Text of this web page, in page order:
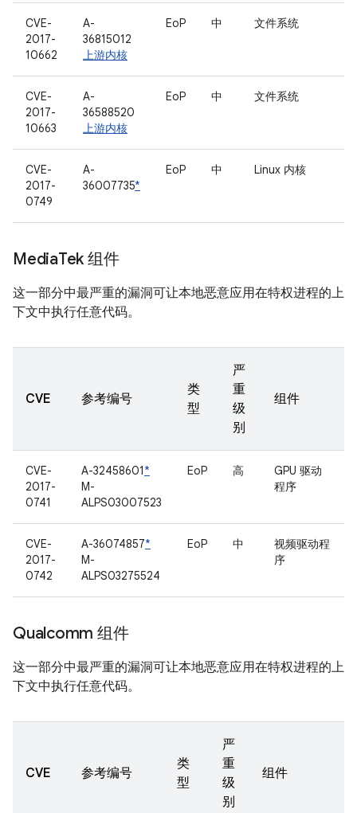
CVE-
2017-
10662
A-
36815012
上游内核
EoP 中 文件系统
CVE-
2017-
10663
A-
36588520
上游内核
EoP 中 文件系统
CVE-
2017-
0749
A-
36007735*
EoP 中 Linux 内核
MediaTek 组件
这一部分中最严重的漏洞可让本地恶意应用在特权进程的上
下文中执行任意代码。
CVE 参考编号
类
型
严
重
级
别
组件
CVE-
2017-
0741
A-32458601*
M-
ALPS03007523
EoP 高
GPU 驱动
程序
CVE-
2017-
0742
A-36074857*
M-
ALPS03275524
EoP 中
视频驱动程
序
Qualcomm 组件
这一部分中最严重的漏洞可让本地恶意应用在特权进程的上
下文中执行任意代码。
CVE 参考编号
类
型
严
重
级
别
组件